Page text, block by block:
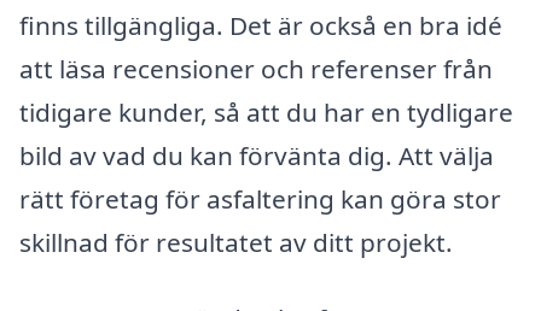
finns tillgängliga. Det är också en bra idé
att läsa recensioner och referenser från
tidigare kunder, så att du har en tydligare
bild av vad du kan förvänta dig. Att välja
rätt företag för asfaltering kan göra stor
skillnad för resultatet av ditt projekt.